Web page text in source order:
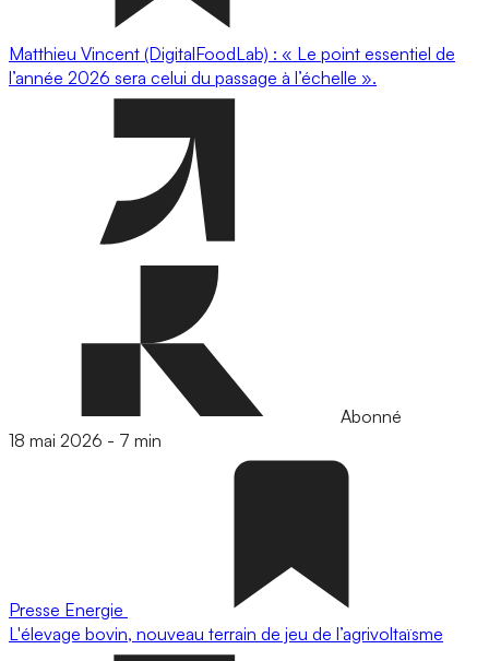
Matthieu Vincent (DigitalFoodLab) : « Le point essentiel de
l’année 2026 sera celui du passage à l’échelle ».
Abonné
18 mai 2026 - 7 min
Presse Energie
L'élevage bovin, nouveau terrain de jeu de l’agrivoltaïsme